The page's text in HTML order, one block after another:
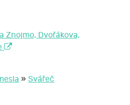
Znojmo, Dvořákova,
» Svářeč